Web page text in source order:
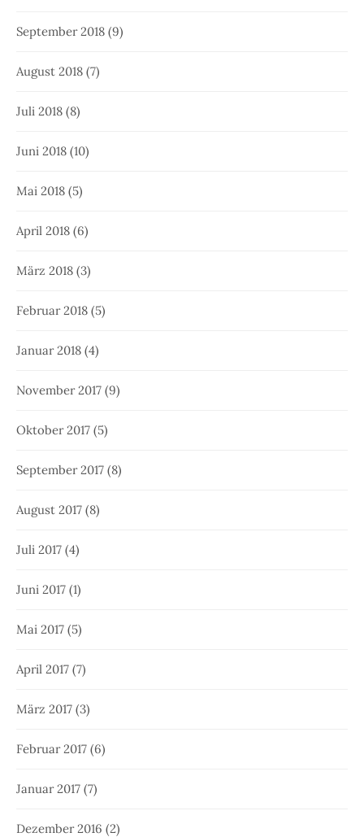
September 2018 (9)
August 2018 (7)
Juli 2018 (8)
Juni 2018 (10)
Mai 2018 (5)
April 2018 (6)
März 2018 (3)
Februar 2018 (5)
Januar 2018 (4)
November 2017 (9)
Oktober 2017 (5)
September 2017 (8)
August 2017 (8)
Juli 2017 (4)
Juni 2017 (1)
Mai 2017 (5)
April 2017 (7)
März 2017 (3)
Februar 2017 (6)
Januar 2017 (7)
Dezember 2016 (2)